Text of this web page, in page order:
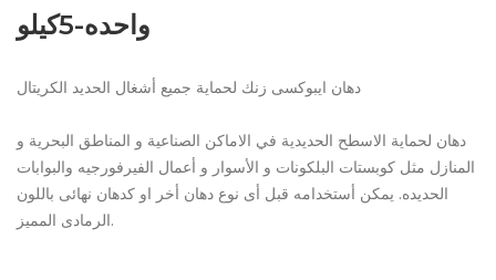
واحده-5كيلو
دهان ايبوكسى زنك لحماية جميع أشغال الحديد الكريتال
دهان لحماية الاسطح الحديدية في الاماكن الصناعية و المناطق البحرية و
المنازل مثل كوبستات البلكونات و الأسوار و أعمال الفيرفورجيه والبوابات
الحديده. يمكن أستخدامه قبل أى نوع دهان أخر او كدهان نهائى باللون
الرمادى المميز.